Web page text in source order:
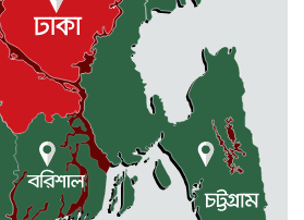
মোহনগঞ্জে কর্মস্থলেই অসুস্থ- রক্তবমির পর
প্রাণ গেল স্বাস্থ্য কর্মকর্তার
কুড়িগ্রামে বন্যাদুর্গতদের জন্য বরাদ্দকৃত
৩০ মেট্রিক টন চাল,একমুঠোও জোটেনি
ক্ষতিগ্রস্ত মানুষের ভাগ্যে